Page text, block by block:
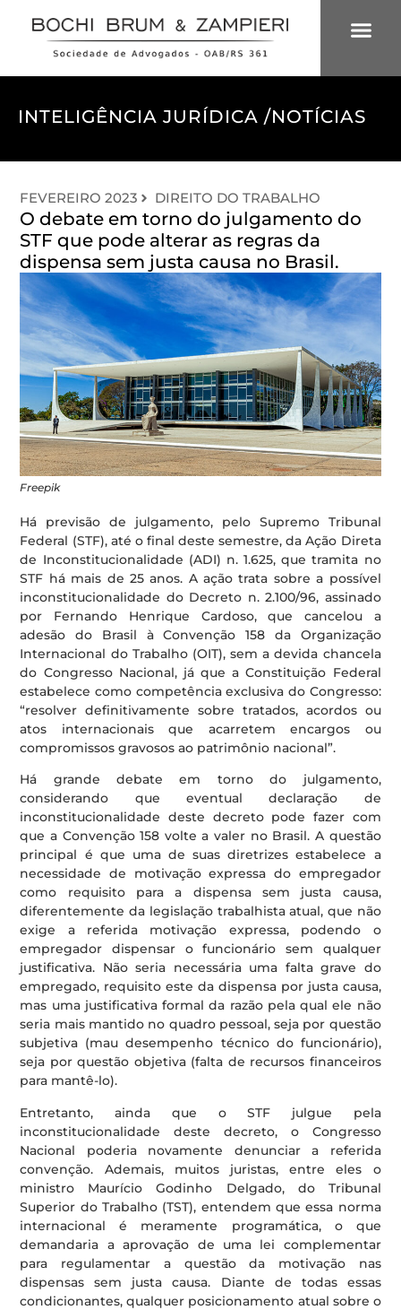
INTELIGÊNCIA JURÍDICA /NOTÍCIAS
FEVEREIRO 2023 DIREITO DO TRABALHO
O debate em torno do julgamento do
STF que pode alterar as regras da
dispensa sem justa causa no Brasil.
Freepik
Há previsão de julgamento, pelo Supremo Tribunal
Federal (STF), até o final deste semestre, da Ação Direta
de Inconstitucionalidade (ADI) n. 1.625, que tramita no
STF há mais de 25 anos. A ação trata sobre a possível
inconstitucionalidade do Decreto n. 2.100/96, assinado
por Fernando Henrique Cardoso, que cancelou a
adesão do Brasil à Convenção 158 da Organização
Internacional do Trabalho (OIT), sem a devida chancela
do Congresso Nacional, já que a Constituição Federal
estabelece como competência exclusiva do Congresso:
“resolver definitivamente sobre tratados, acordos ou
atos internacionais que acarretem encargos ou
compromissos gravosos ao patrimônio nacional”.
Há grande debate em torno do julgamento,
considerando que eventual declaração de
inconstitucionalidade deste decreto pode fazer com
que a Convenção 158 volte a valer no Brasil. A questão
principal é que uma de suas diretrizes estabelece a
necessidade de motivação expressa do empregador
como requisito para a dispensa sem justa causa,
diferentemente da legislação trabalhista atual, que não
exige a referida motivação expressa, podendo o
empregador dispensar o funcionário sem qualquer
justificativa. Não seria necessária uma falta grave do
empregado, requisito este da dispensa por justa causa,
mas uma justificativa formal da razão pela qual ele não
seria mais mantido no quadro pessoal, seja por questão
subjetiva (mau desempenho técnico do funcionário),
seja por questão objetiva (falta de recursos financeiros
para mantê-lo).
Entretanto, ainda que o STF julgue pela
inconstitucionalidade deste decreto, o Congresso
Nacional poderia novamente denunciar a referida
convenção. Ademais, muitos juristas, entre eles o
ministro Maurício Godinho Delgado, do Tribunal
Superior do Trabalho (TST), entendem que essa norma
internacional é meramente programática, o que
demandaria a aprovação de uma lei complementar
para regulamentar a questão da motivação nas
dispensas sem justa causa. Diante de todas essas
condicionantes, qualquer posicionamento atual sobre o